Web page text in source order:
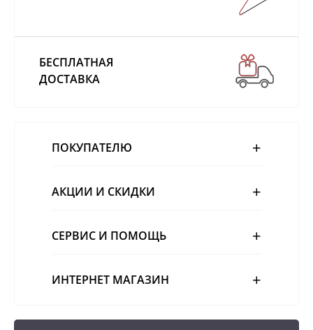
БЕСПЛАТНАЯ
ДОСТАВКА
ПОКУПАТЕЛЮ
АКЦИИ И СКИДКИ
СЕРВИС И ПОМОЩЬ
ИНТЕРНЕТ МАГАЗИН